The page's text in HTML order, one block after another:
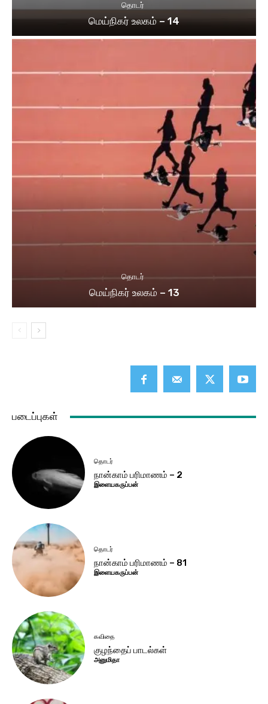
தொடர்
மெய்நிகர் உலகம் – 14
தொடர்
மெய்நிகர் உலகம் – 13
படைப்புகள்
தொடர்
நான்காம் பரிமாணம் – 2
இளையகருப்பன்
தொடர்
நான்காம் பரிமாணம் – 81
இளையகருப்பன்
கவிதை
குழந்தைப் பாடல்கள்
அனுமிதா